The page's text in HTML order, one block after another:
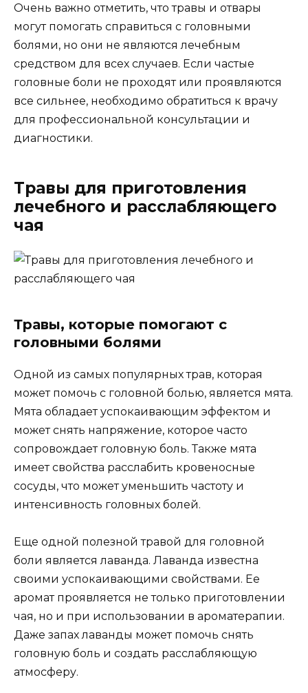
Очень важно отметить, что травы и отвары
могут помогать справиться с головными
болями, но они не являются лечебным
средством для всех случаев. Если частые
головные боли не проходят или проявляются
все сильнее, необходимо обратиться к врачу
для профессиональной консультации и
диагностики.
Травы для приготовления
лечебного и расслабляющего
чая
Травы, которые помогают с
головными болями
Одной из самых популярных трав, которая
может помочь с головной болью, является мята.
Мята обладает успокаивающим эффектом и
может снять напряжение, которое часто
сопровождает головную боль. Также мята
имеет свойства расслабить кровеносные
сосуды, что может уменьшить частоту и
интенсивность головных болей.
Еще одной полезной травой для головной
боли является лаванда. Лаванда известна
своими успокаивающими свойствами. Ее
аромат проявляется не только приготовлении
чая, но и при использовании в ароматерапии.
Даже запах лаванды может помочь снять
головную боль и создать расслабляющую
атмосферу.